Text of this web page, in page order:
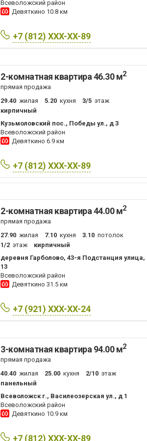
Всеволожский район
Девяткино 10.8 км
+7 (812) XXX-XX-89
2-комнатная квартира 46.30 м2
прямая продажа
29.40 жилая 5.20 кухня 3/5 этаж
кирпичный
Кузьмоловский пос., Победы ул., д 3
Всеволожский район
Девяткино 6.9 км
+7 (812) XXX-XX-89
2-комнатная квартира 44.00 м2
прямая продажа
27.90 жилая 7.10 кухня 3.10 потолок
1/2 этаж
кирпичный
деревня Гарболово, 43-я Подстанция улица,
13
Всеволожский район
Девяткино 31.5 км
+7 (921) XXX-XX-24
3-комнатная квартира 94.00 м2
прямая продажа
40.40 жилая 25.00 кухня 2/10 этаж
панельный
Всеволожск г., Василеозерская ул., д 1
Всеволожский район
Девяткино 10.9 км
+7 (812) XXX-XX-89